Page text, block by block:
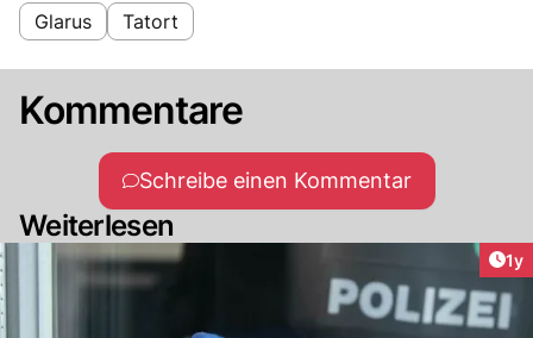
Glarus Tatort
Kommentare
Schreibe einen Kommentar
Weiterlesen
1y